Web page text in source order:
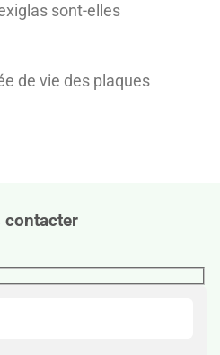
sont-elles
de vie des plaques
contacter